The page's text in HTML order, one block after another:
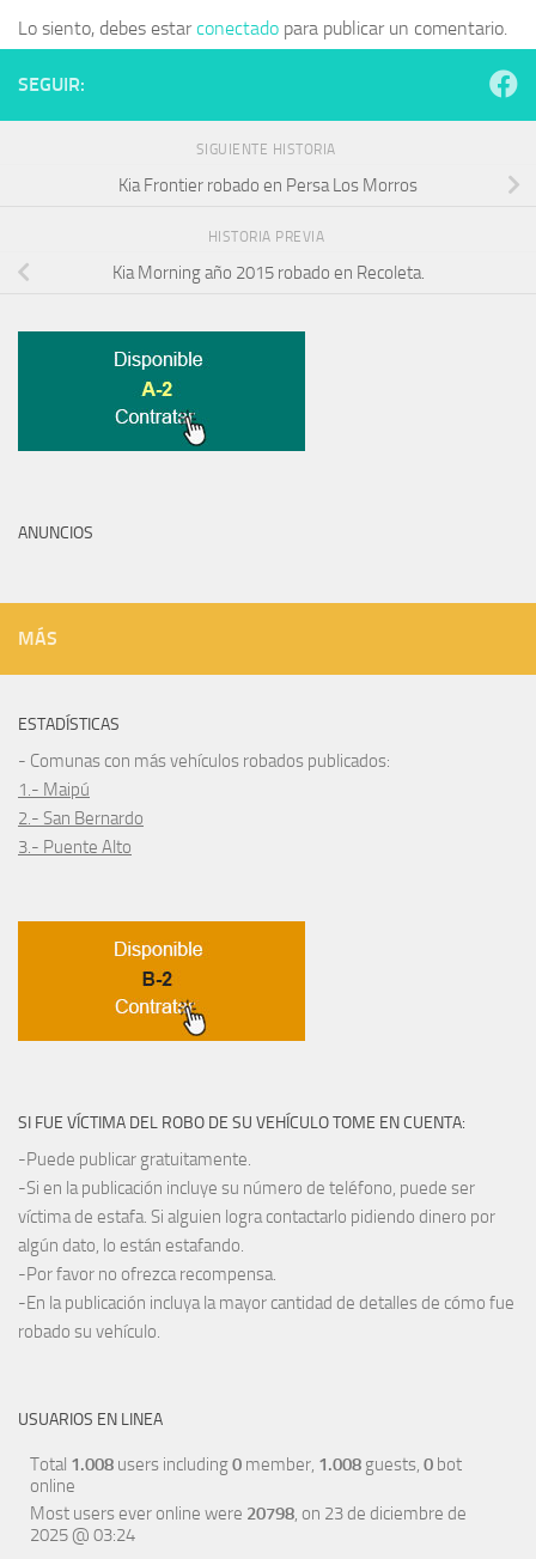
Lo siento, debes estarconectado para publicar un comentario.
SEGUIR:
SIGUIENTE HISTORIA
Kia Frontier robado en Persa Los Morros
HISTORIA PREVIA
Kia Morning año 2015 robado en Recoleta.
ANUNCIOS
MÁS
ESTADÍSTICAS
- Comunas con más vehículos robados publicados:
1.- Maipú
2.- San Bernardo
3.- Puente Alto
SI FUE VÍCTIMA DEL ROBO DE SU VEHÍCULO TOME EN CUENTA:
-Puede publicar gratuitamente.
-Si en la publicación incluye su número de teléfono, puede ser
víctima de estafa. Si alguien logra contactarlo pidiendo dinero por
algún dato, lo están estafando.
-Por favor no ofrezca recompensa.
-En la publicación incluya la mayor cantidad de detalles de cómo fue
robado su vehículo.
USUARIOS EN LINEA
Total 1.008 users including0 member, 1.008 guests, 0 bot
online
Most users ever online were 20798, on 23 de diciembre de
2025 @ 03:24